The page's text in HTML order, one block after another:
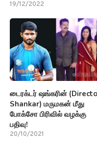
19/12/2022
டைரக்டர் ஷங்கரின்
Shankar) மருமகன் மீது
போக்சோ பிரிவில் வழக்கு
பதிவு!
20/10/2021